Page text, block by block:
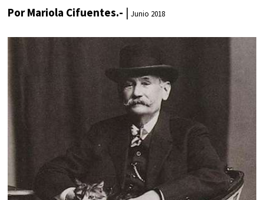
Por Mariola Cifuentes.- |Junio 2018